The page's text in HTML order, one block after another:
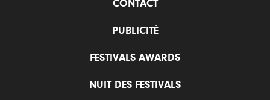
CONTACT
PUBLICITÉ
FESTIVALS AWARDS
NUIT DES FESTIVALS